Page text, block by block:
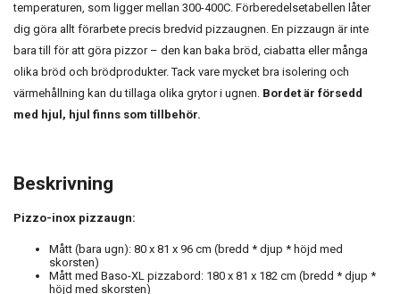
temperaturen, som ligger mellan 300-400C. Förberedelsetabellen låter
dig göra allt förarbete precis bredvid pizzaugnen. En pizzaugn är inte
bara till för att göra pizzor – den kan baka bröd, ciabatta eller många
olika bröd och brödprodukter. Tack vare mycket bra isolering och
värmehållning kan du tillaga olika grytor i ugnen. Bordet är försedd
med hjul, hjul finns som tillbehör.
Beskrivning
Pizzo-inox pizzaugn:
Mått (bara ugn): 80 x 81 x 96 cm (bredd * djup * höjd med
skorsten)
Mått med Baso-XL pizzabord: 180 x 81 x 182 cm (bredd * djup *
höjd med skorsten)